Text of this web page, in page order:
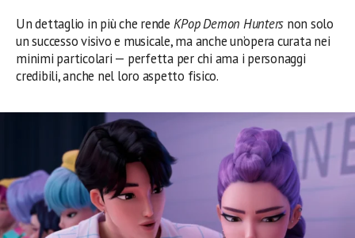
Un dettaglio in più che rende KPop Demon Hunters non solo
un successo visivo e musicale, ma anche un’opera curata nei
minimi particolari — perfetta per chi ama i personaggi
credibili, anche nel loro aspetto fisico.